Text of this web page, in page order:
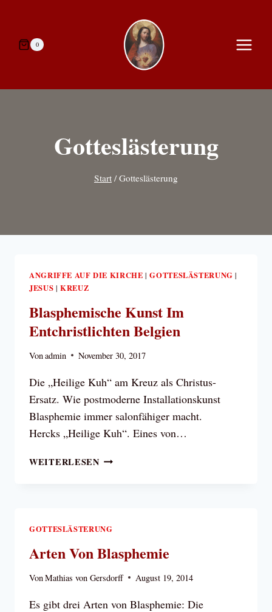
springen0
Gotteslästerung
Start / Gotteslästerung
ANGRIFFE AUF DIE KIRCHE |GOTTESLÄSTERUNG |
JESUS |KREUZ
Blasphemische Kunst Im
Entchristlichten Belgien
Vonadmin November 30, 2017
Die „Heilige Kuh“ am Kreuz als Christus-
Ersatz. Wie postmoderne Installationskunst
Blasphemie immer salonfähiger macht.
Hercks „Heilige Kuh“. Eines von…
WEITERLESENBLASPHEMISCHE
GOTTESLÄSTERUNG
Arten Von Blasphemie
VonMathias von Gersdorff August 19, 2014
Es gibt drei Arten von Blasphemie: Die